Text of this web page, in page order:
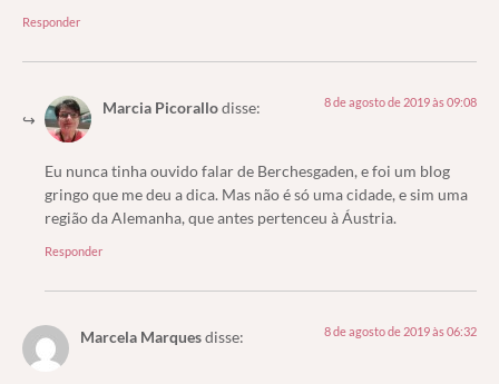
Responder
Marcia Picorallodisse: 8 de agosto de 2019 às 09:08
Eu nunca tinha ouvido falar de Berchesgaden, e foi um blog
gringo que me deu a dica. Mas não é só uma cidade, e sim uma
região da Alemanha, que antes pertenceu à Áustria.
Responder
Marcela Marquesdisse: 8 de agosto de 2019 às 06:32